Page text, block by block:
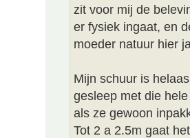
zit voor mij de
er fysiek ingaat, en
moeder natuur hier
Mijn schuur is
gesleep met die
als ze gewoon
Tot 2 a 2.5m gaat